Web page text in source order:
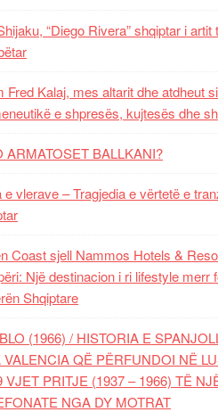
“Diego Rivera” shqiptar i artit
Fred Kalaj, mes altarit dhe atdheut si
e shpresës, kujtesës dhe
ARMATOSET BALLKANI?
e vlerave – Tragjedia e vërtetë e
Coast sjell Nammos Hotels &
Një destinacion i ri lifestyle merr
Shqiptare
(1966) / HISTORIA E
VALENCIA QË PËRFUNDOI NË
PRITJE (1937 – 1966) TË
NGA DY MOTRAT